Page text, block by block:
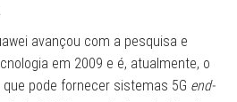
avançou com a pesquisa e
em 2009 e é, atualmente, o
pode fornecer sistemas 5G end-